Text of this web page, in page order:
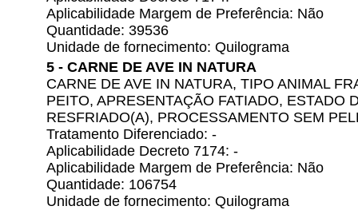
Aplicabilidade Margem de Preferência: Não
Quantidade: 39536
Unidade de fornecimento: Quilograma
5 - CARNE DE AVE IN NATURA
CARNE DE AVE IN NATURA, TIPO ANIMAL
PEITO, APRESENTAÇÃO FATIADO, ESTADO
RESFRIADO(A), PROCESSAMENTO SEM
Tratamento Diferenciado: -
Aplicabilidade Decreto 7174: -
Aplicabilidade Margem de Preferência: Não
Quantidade: 106754
Unidade de fornecimento: Quilograma